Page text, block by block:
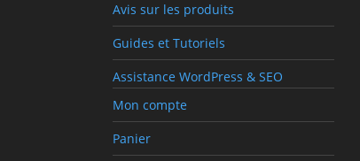
Avis sur les produits
Guides et Tutoriels
Assistance WordPress & SEO
Mon compte
Panier